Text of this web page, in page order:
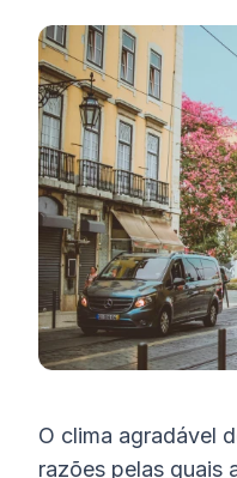
O clima agradável
razões pelas quais